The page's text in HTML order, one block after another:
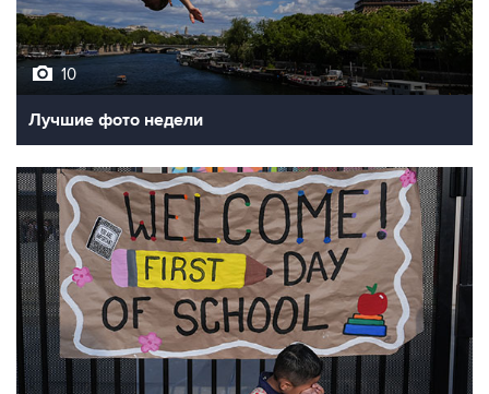
10
Лучшие фото недели